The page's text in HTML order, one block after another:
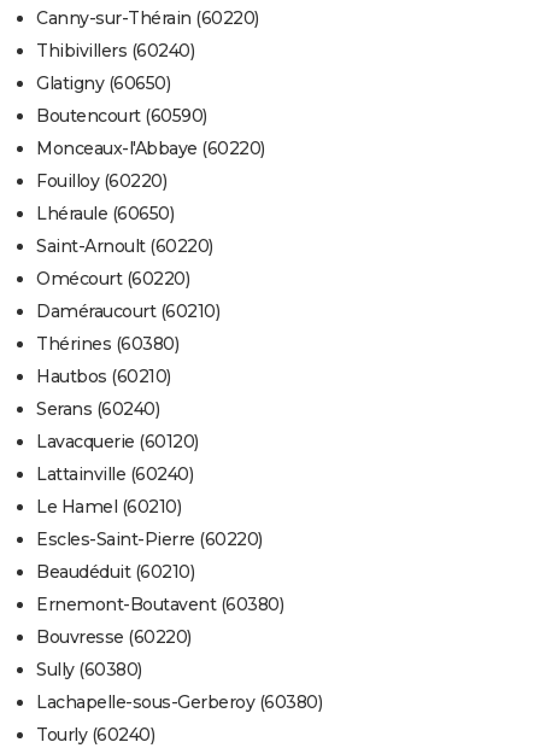
Canny-sur-Thérain (60220)
Thibivillers (60240)
Glatigny (60650)
Boutencourt (60590)
Monceaux-l'Abbaye (60220)
Fouilloy (60220)
Lhéraule (60650)
Saint-Arnoult (60220)
Omécourt (60220)
Daméraucourt (60210)
Thérines (60380)
Hautbos (60210)
Serans (60240)
Lavacquerie (60120)
Lattainville (60240)
Le Hamel (60210)
Escles-Saint-Pierre (60220)
Beaudéduit (60210)
Ernemont-Boutavent (60380)
Bouvresse (60220)
Sully (60380)
Lachapelle-sous-Gerberoy (60380)
Tourly (60240)